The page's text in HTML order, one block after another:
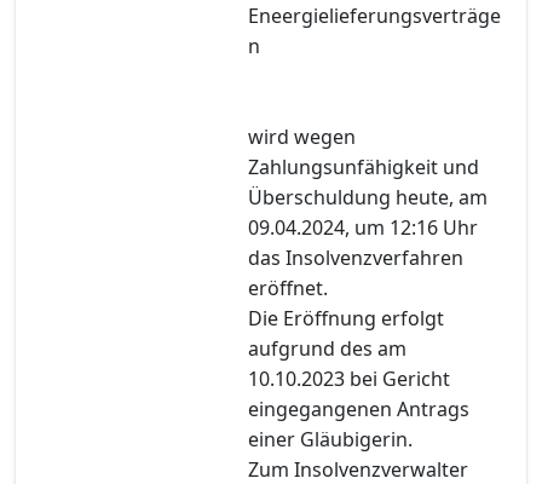
Eneergielieferungsverträge
n
wird wegen
Zahlungsunfähigkeit und
Überschuldung heute, am
09.04.2024, um 12:16 Uhr
das Insolvenzverfahren
eröffnet.
Die Eröffnung erfolgt
aufgrund des am
10.10.2023 bei Gericht
eingegangenen Antrags
einer Gläubigerin.
Zum Insolvenzverwalter